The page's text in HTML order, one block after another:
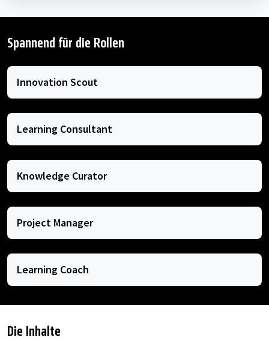
Spannend für die Rollen
Innovation Scout
Learning Consultant
Knowledge Curator
Project Manager
Learning Coach
Die Inhalte